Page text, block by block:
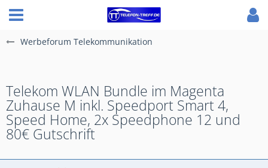
Werbeforum Telekommunikation
Telekom WLAN Bundle im Magenta
Zuhause M inkl. Speedport Smart 4,
Speed Home, 2x Speedphone 12 und
80€ Gutschrift